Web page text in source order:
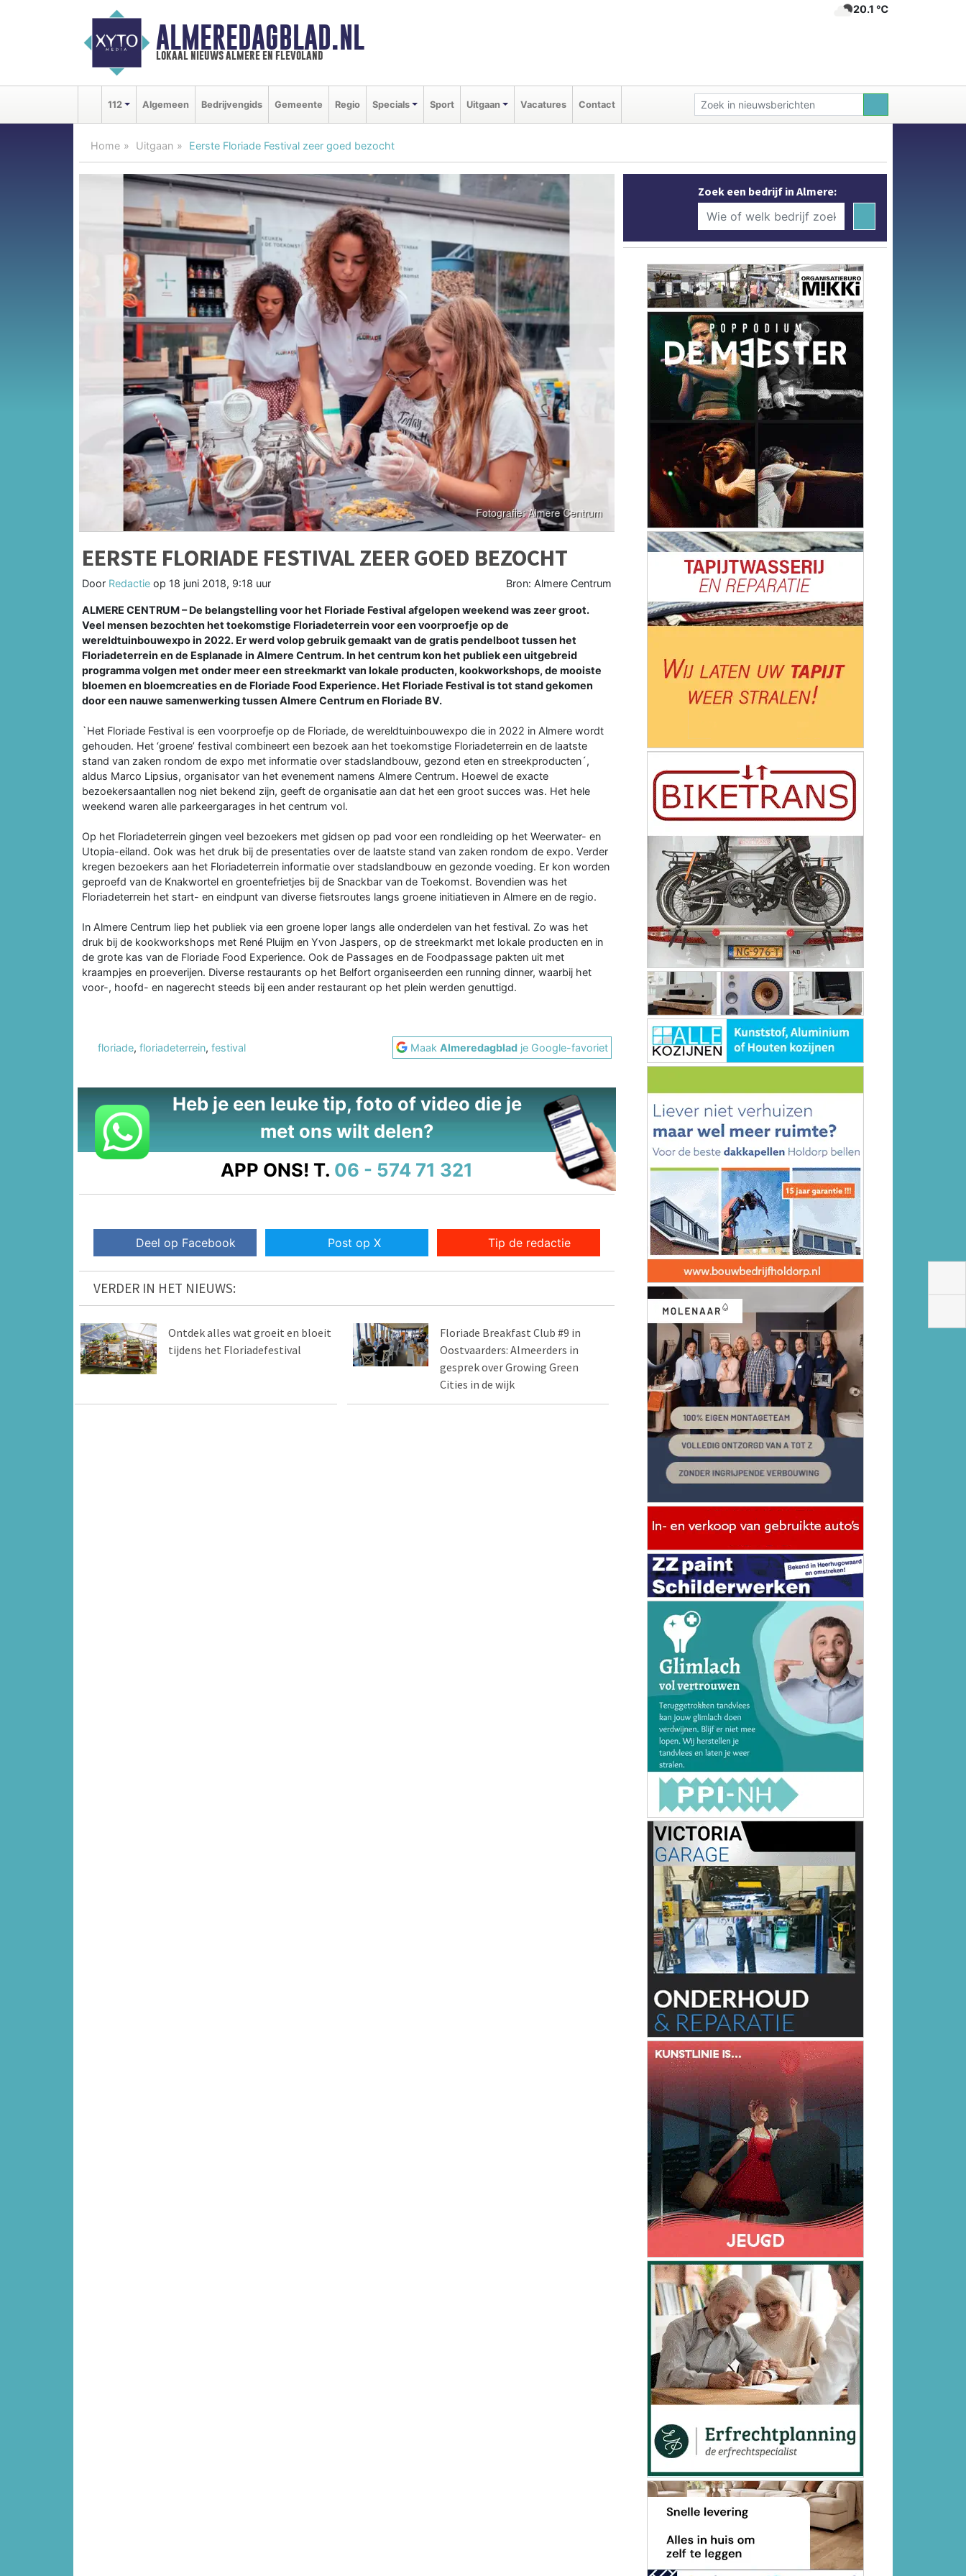
ALMEREDAGBLAD.NL
lokaal nieuws almere en flevoland
20.1 ℃
112 Algemeen Bedrijvengids Gemeente Regio Specials Sport Uitgaan Vacatures Contact
Home Uitgaan Eerste Floriade Festival zeer goed bezocht
EERSTE FLORIADE FESTIVAL ZEER GOED BEZOCHT
Door Redactie op 18 juni 2018, 9:18 uur Bron: Almere Centrum
ALMERE CENTRUM – De belangstelling voor het Floriade Festival afgelopen weekend was zeer groot.
Veel mensen bezochten het toekomstige Floriadeterrein voor een voorproefje op de
wereldtuinbouwexpo in 2022. Er werd volop gebruik gemaakt van de gratis pendelboot tussen het
Floriadeterrein en de Esplanade in Almere Centrum. In het centrum kon het publiek een uitgebreid
programma volgen met onder meer een streekmarkt van lokale producten, kookworkshops, de mooiste
bloemen en bloemcreaties en de Floriade Food Experience. Het Floriade Festival is tot stand gekomen
door een nauwe samenwerking tussen Almere Centrum en Floriade BV.
`Het Floriade Festival is een voorproefje op de Floriade, de wereldtuinbouwexpo die in 2022 in Almere wordt
gehouden. Het ‘groene’ festival combineert een bezoek aan het toekomstige Floriadeterrein en de laatste
stand van zaken rondom de expo met informatie over stadslandbouw, gezond eten en streekproducten´,
aldus Marco Lipsius, organisator van het evenement namens Almere Centrum. Hoewel de exacte
bezoekersaantallen nog niet bekend zijn, geeft de organisatie aan dat het een groot succes was. Het hele
weekend waren alle parkeergarages in het centrum vol.
Op het Floriadeterrein gingen veel bezoekers met gidsen op pad voor een rondleiding op het Weerwater- en
Utopia-eiland. Ook was het druk bij de presentaties over de laatste stand van zaken rondom de expo. Verder
kregen bezoekers aan het Floriadeterrein informatie over stadslandbouw en gezonde voeding. Er kon worden
geproefd van de Knakwortel en groentefrietjes bij de Snackbar van de Toekomst. Bovendien was het
Floriadeterrein het start- en eindpunt van diverse fietsroutes langs groene initiatieven in Almere en de regio.
In Almere Centrum liep het publiek via een groene loper langs alle onderdelen van het festival. Zo was het
druk bij de kookworkshops met René Pluijm en Yvon Jaspers, op de streekmarkt met lokale producten en in
de grote kas van de Floriade Food Experience. Ook de Passages en de Foodpassage pakten uit met
kraampjes en proeverijen. Diverse restaurants op het Belfort organiseerden een running dinner, waarbij het
voor-, hoofd- en nagerecht steeds bij een ander restaurant op het plein werden genuttigd.
floriade, floriadeterrein, festival MaakAlmeredagblad je Google-favoriet
Heb je een leuke tip, foto of video die je
met ons wilt delen?
APP ONS! T. 06 - 574 71 321
Deel op Facebook Post op X Tip de redactie
VERDER IN HET NIEUWS:
Ontdek alles wat groeit en bloeit
tijdens het Floriadefestival
Floriade Breakfast Club #9 in
Oostvaarders: Almeerders in
gesprek over Growing Green
Cities in de wijk
Zoek een bedrijf in Almere: